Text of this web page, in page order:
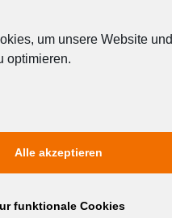
MEDIADATEN
um unsere Website und
optimieren.
Alle akzeptieren
funktionale Cookies